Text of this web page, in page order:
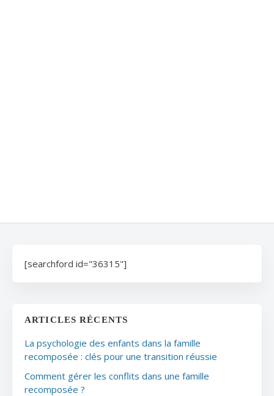
[searchford id="36315"]
ARTICLES RÉCENTS
La psychologie des enfants dans la famille
recomposée : clés pour une transition réussie
Comment gérer les conflits dans une famille
recomposée ?